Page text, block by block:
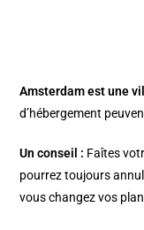
Amsterdam est une
d’hébergement
Un conseil : Faîtes
pourrez toujours
vous changez vos